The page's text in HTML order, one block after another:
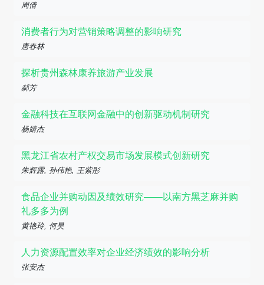
周倩
消费者行为对营销策略调整的影响研究
唐春林
探析贵州森林康养旅游产业发展
郝芳
金融科技在互联网金融中的创新驱动机制研究
杨婧杰
黑龙江省农村产权交易市场发展模式创新研究
朱辉露, 孙伟艳, 王紫彤
食品企业并购动因及绩效研究——以南方黑芝麻并购
礼多多为例
黄艳玲, 何昊
人力资源配置效率对企业经济绩效的影响分析
张安杰